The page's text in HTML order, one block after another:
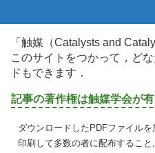
「触媒（Catalysts and
このサイトをつかって，ど
ドもできます．
記事の著作権は触媒学会が有
ダウンロードしたPDFファイル
印刷して多数の者に配布すること,